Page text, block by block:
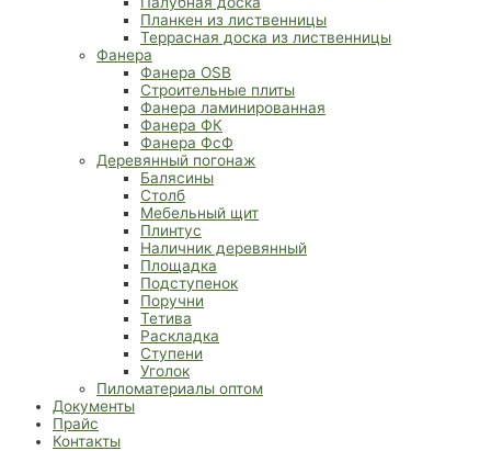
Планкен из лиственницы
Террасная доска из лиственницы
Фанера
Фанера OSB
Строительные плиты
Фанера ламинированная
Фанера ФК
Фанера ФсФ
Деревянный погонаж
Балясины
Столб
Мебельный щит
Плинтус
Наличник деревянный
Площадка
Подступенок
Поручни
Тетива
Раскладка
Ступени
Уголок
Пиломатериалы оптом
Документы
Прайс
Контакты